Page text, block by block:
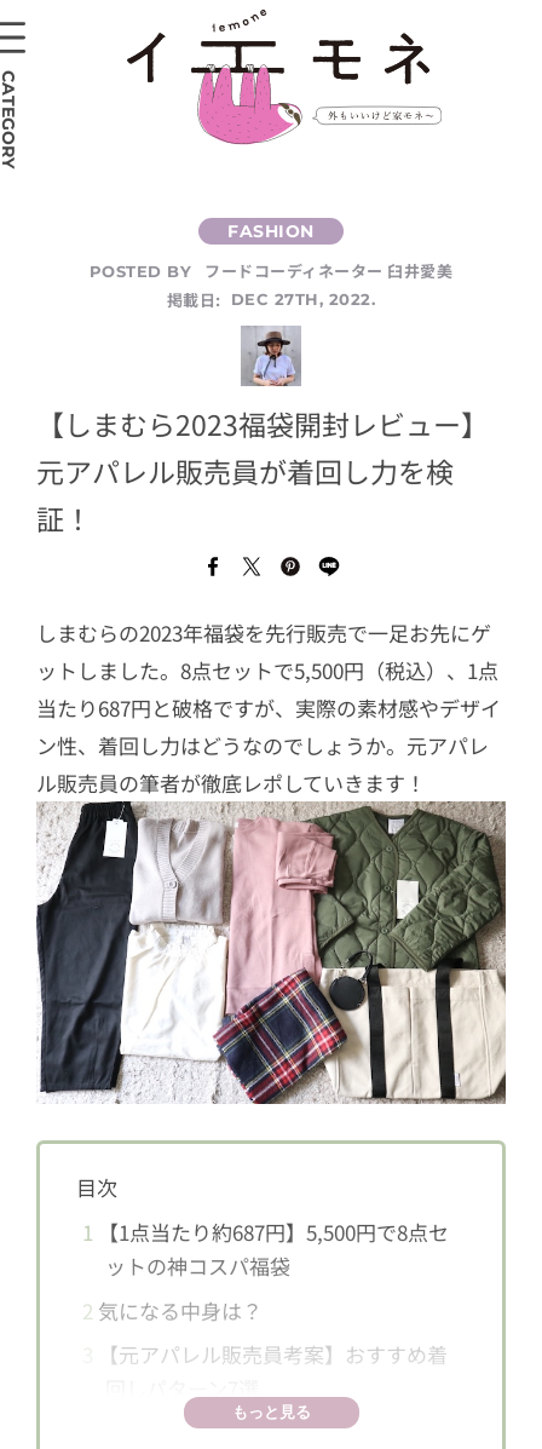
POSTED BY
フードコーディネーター 臼井愛美
掲載日:
DEC 27TH, 2022.
【しまむら2023福袋開封レビュー】
元アパレル販売員が着回し力を検
証！
しまむらの2023年福袋を先行販売で一足お先にゲ
ットしました。8点セットで5,500円（税込）、1点
当たり687円と破格ですが、実際の素材感やデザイ
ン性、着回し力はどうなのでしょうか。元アパレ
ル販売員の筆者が徹底レポしていきます！
目次
1 【1点当たり約687円】5,500円で8点セ
ットの神コスパ福袋
2 気になる中身は？
【元アパレル販売員考案】おすすめ着
キルティングジャケット×ブラウ
もっと見る